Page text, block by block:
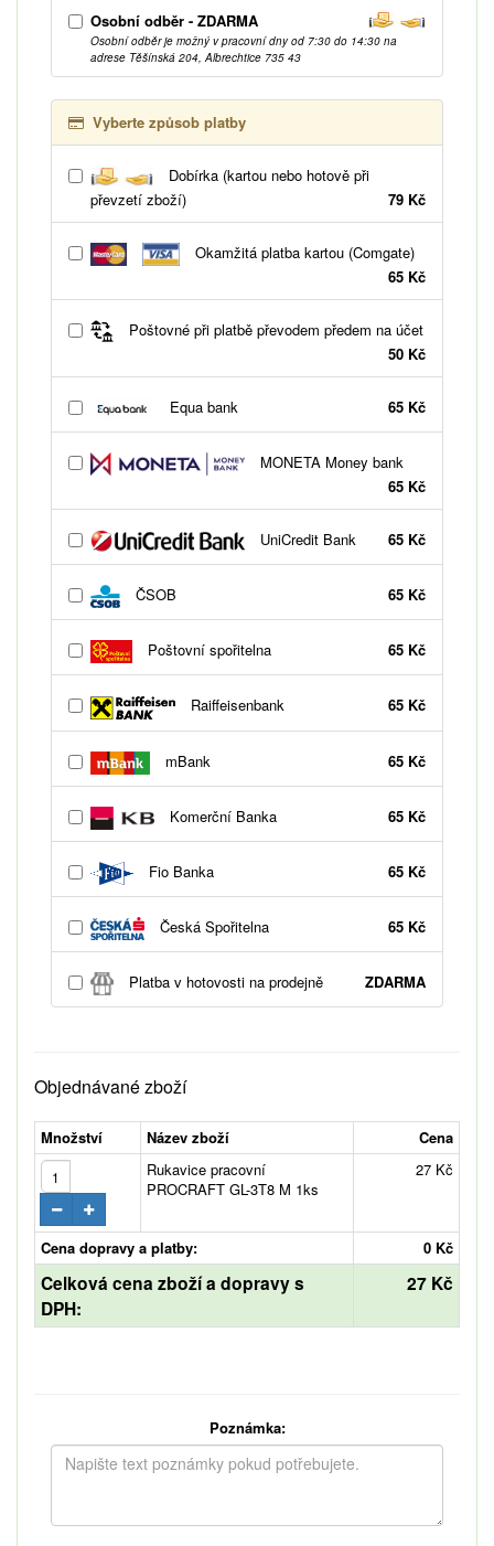
Osobní odběr - ZDARMA
Osobní odběr je možný v pracovní dny od 7:30 do 14:30 na
adrese Těšínská 204, Albrechtice 735 43
Vyberte způsob platby
Dobírka (kartou nebo hotově při
převzetí zboží)
79 Kč
Okamžitá platba kartou (Comgate)
65 Kč
Poštovné při platbě převodem předem na účet
50 Kč
Equa bank 65 Kč
MONETA Money bank
65 Kč
UniCredit Bank 65 Kč
ČSOB 65 Kč
Poštovní spořitelna 65 Kč
Raiffeisenbank 65 Kč
mBank 65 Kč
Komerční Banka 65 Kč
Fio Banka 65 Kč
Česká Spořitelna 65 Kč
Platba v hotovosti na prodejně ZDARMA
Objednávané zboží
Množství Název zboží
Cena
Rukavice pracovní
PROCRAFT GL-3T8 M 1ks
27 Kč
Cena dopravy a platby: 0 Kč
Celková cena zboží a dopravy s
DPH:
27 Kč
Poznámka: